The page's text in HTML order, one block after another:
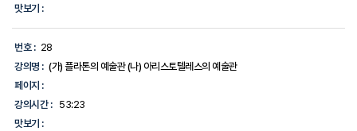
맛보기 :
번호 : 28
강의명 : (가) 플라톤의 예술관 (나) 아리스토텔레스의 예술관
페이지 :
강의시간 :
53:23
맛보기 :